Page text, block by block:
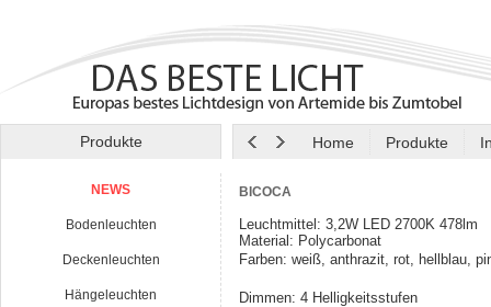
Produkte Home Produkte
NEWS
Bodenleuchten
Deckenleuchten
Hängeleuchten
BICOCA
Leuchtmittel: 3,2W LED 2700K 478lm
Material: Polycarbonat
Farben: weiß, anthrazit, rot, hellblau,
Dimmen: 4 Helligkeitsstufen